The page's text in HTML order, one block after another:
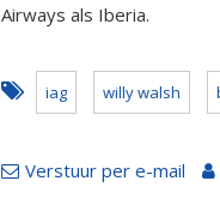
Airways als Iberia.
iag willy walsh
Verstuur per e-mail